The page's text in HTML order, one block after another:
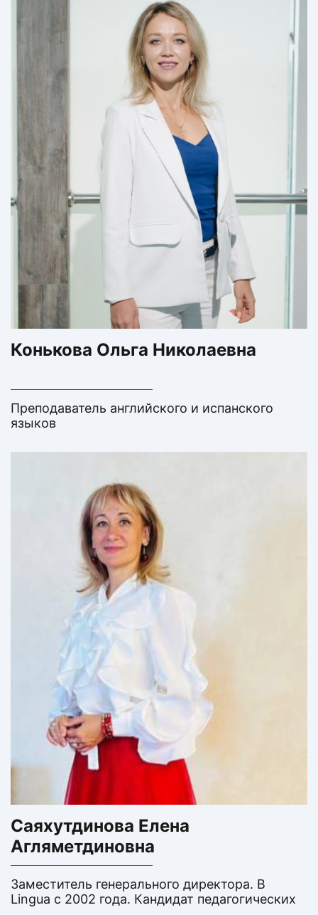
Конькова Ольга Николаевна
Преподаватель английского и испанского
языков
Саяхутдинова Елена
Агляметдиновна
Заместитель генерального директора. В
Lingua с 2002 года. Кандидат педагогических